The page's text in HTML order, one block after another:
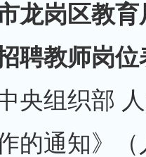
市龙岗区教
聘教师岗
中央组织部
的通知》